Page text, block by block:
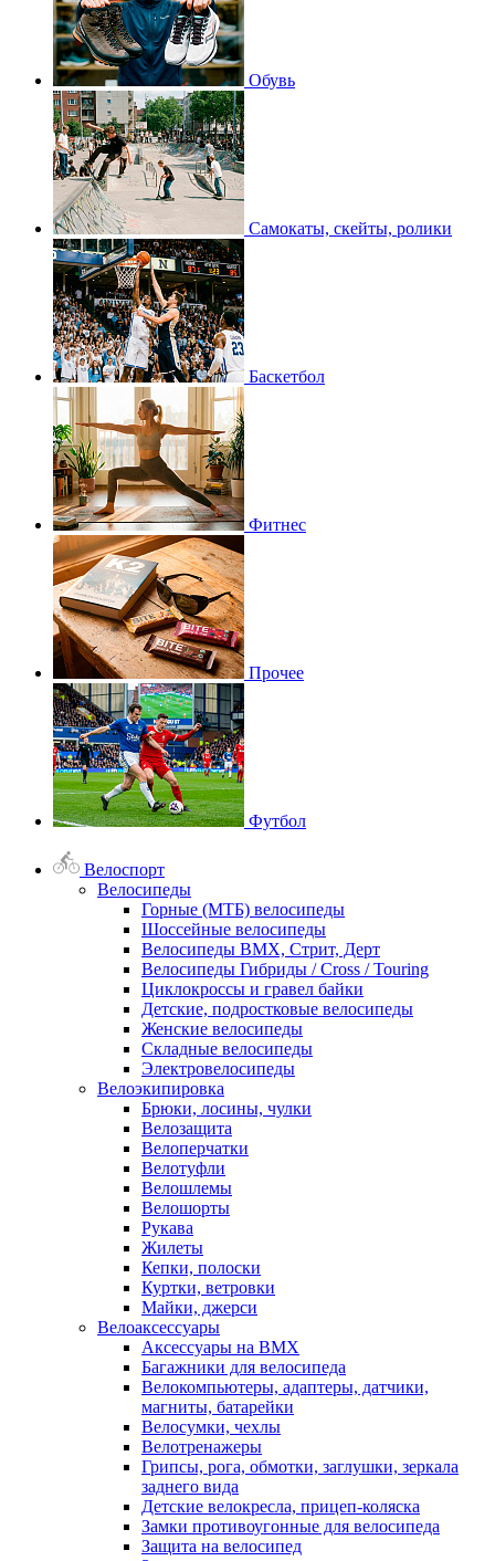
Обувь
Самокаты, скейты, ролики
Баскетбол
Фитнес
Прочее
Футбол
Велоспорт
Велосипеды
Горные (МТБ) велосипеды
Шоссейные велосипеды
Велосипеды BMX, Стрит, Дерт
Велосипеды Гибриды / Cross / Touring
Циклокроссы и гравел байки
Детские, подростковые велосипеды
Женские велосипеды
Складные велосипеды
Электровелосипеды
Велоэкипировка
Брюки, лосины, чулки
Велозащита
Велоперчатки
Велотуфли
Велошлемы
Велошорты
Рукава
Жилеты
Кепки, полоски
Куртки, ветровки
Майки, джерси
Велоаксессуары
Аксессуары на BMX
Багажники для велосипеда
Велокомпьютеры, адаптеры, датчики,
магниты, батарейки
Велосумки, чехлы
Велотренажеры
Грипсы, рога, обмотки, заглушки, зеркала
заднего вида
Детские велокресла, прицеп-коляска
Замки противоугонные для велосипеда
Защита на велосипед